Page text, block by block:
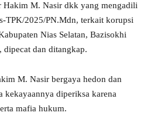
Hakim M. Nasir dkk yang mengadili
TPK/2025/PN.Mdn, terkait korupsi
Nias Selatan, Bazisokhi
dipecat dan ditangkap.
M. Nasir bergaya hedon dan
kekayaannya diperiksa karena
mafia hukum.